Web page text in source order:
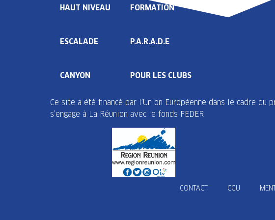
HAUT NIVEAU
ESCALADE
CANYON
FORMATION
P.A.R.A.D.E
POUR LES CLUBS
Ce site a été financé par l’Union Européenne dans le cadre du
s’engage à La Réunion avec le fonds FEDER
CONTACT CGU